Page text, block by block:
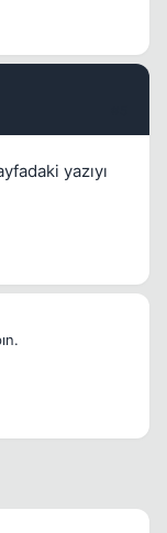
yazıyı